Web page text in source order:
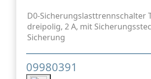
D0-Sicherungslasttrennschalter
dreipolig, 2 A, mit
Sicherung
09980391